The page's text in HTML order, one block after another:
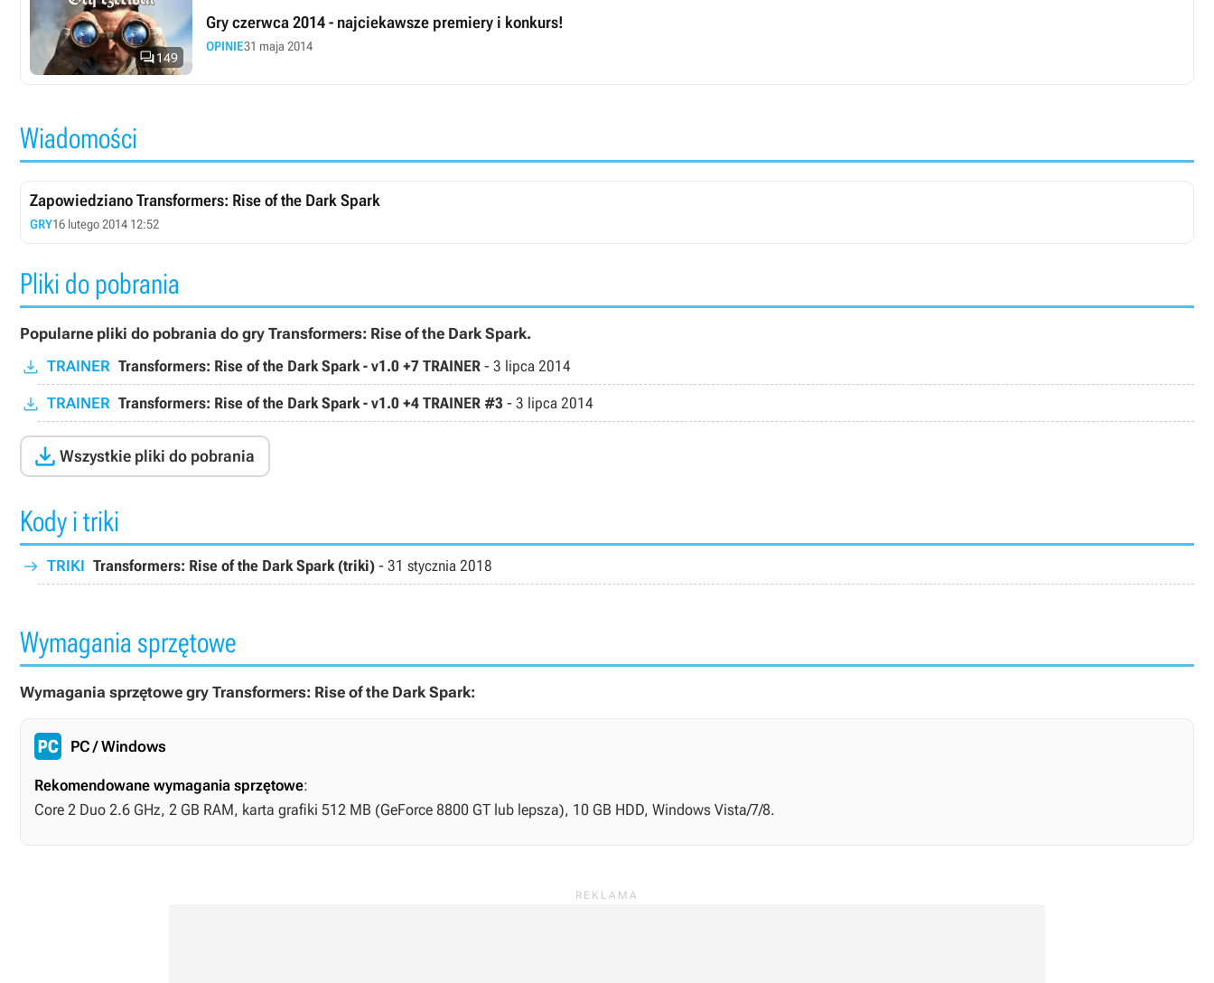
149
Gry czerwca 2014 - najciekawsze premiery i konkurs!
OPINIE31 maja 2014
Wiadomości
Zapowiedziano Transformers: Rise of the Dark Spark
GRY16 lutego 2014 12:52
Pliki do pobrania
Popularne pliki do pobrania do gry Transformers: Rise of the Dark Spark.
TRAINER Transformers: Rise of the Dark Spark - v1.0 +7 TRAINER - 3 lipca 2014
TRAINER Transformers: Rise of the Dark Spark - v1.0 +4 TRAINER #3 - 3 lipca 2014
 Wszystkie pliki do pobrania
Kody i triki
TRIKI Transformers: Rise of the Dark Spark (triki) - 31 stycznia 2018
Wymagania sprzętowe
Wymagania sprzętowe gry Transformers: Rise of the Dark Spark:
PC / Windows
Rekomendowane wymagania sprzętowe:
Core 2 Duo 2.6 GHz, 2 GB RAM, karta grafiki 512 MB (GeForce 8800 GT lub lepsza), 10 GB HDD, Windows Vista/7/8.